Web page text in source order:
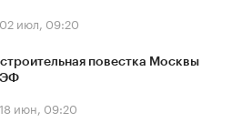
02 июл, 09:20
повестка Москвы
18 июн, 09:20